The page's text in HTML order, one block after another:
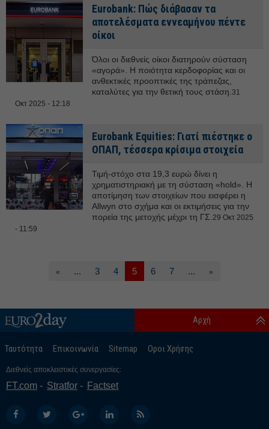
Eurobank: Πώς διάβασαν τα
αποτελέσματα εννεαμήνου πέντε
οίκοι
Όλοι οι διεθνείς οίκοι διατηρούν σύσταση
«αγορά». Η ποιότητα κερδοφορίας και οι
ανθεκτικές προοπτικές της τράπεζας,
καταλύτες για την θετική τους στάση.31
Οκτ 2025 - 12:18
Eurobank Equities: Γιατί πιέστηκε ο
ΟΠΑΠ, τέσσερα κρίσιμα στοιχεία
Τιμή-στόχο στα 19,3 ευρώ δίνει η
χρηματιστηριακή με τη σύσταση «hold». Η
αποτίμηση των στοιχείων που εισφέρει η
Allwyn στο σχήμα και οι εκτιμήσεις για την
πορεία της μετοχής μέχρι τη ΓΣ. 29 Οκτ 2025
- 11:59
« ... 3 4 5 6 7 ... »
Ταυτότητα Επικοινωνία Sitemap Οροι Χρήσης
Αρχή
Διεθνείς αποκλειστικές συνεργασίες:
FT.com Stratfor Factset